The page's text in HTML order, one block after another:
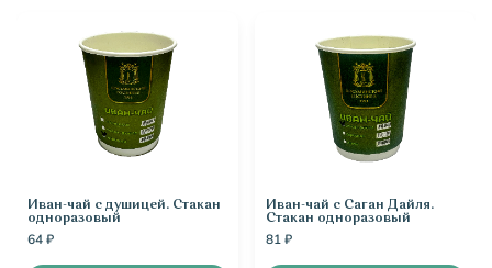
Иван-чай с душицей. Стакан
одноразовый
64 ₽
Иван-чай с Саган Дайля.
Стакан одноразовый
81 ₽